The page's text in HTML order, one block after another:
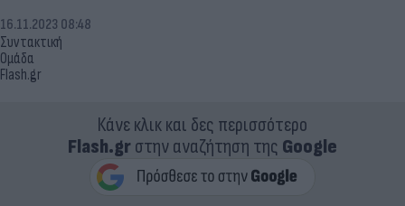
Συντακτική
Ομάδα
Flash.gr
16.11.2023 08:48
Κάνε κλικ και δες περισσότερο
Flash.grστην αναζήτηση της Google